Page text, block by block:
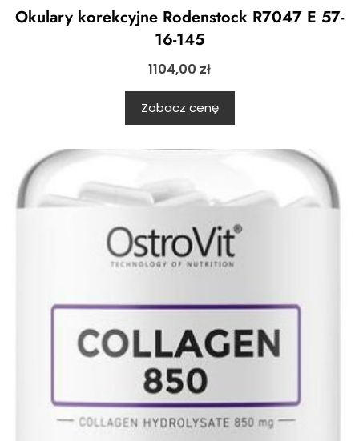
Okulary korekcyjne Rodenstock R7047 E 57-
16-145
1104,00 zł
Zobacz cenę